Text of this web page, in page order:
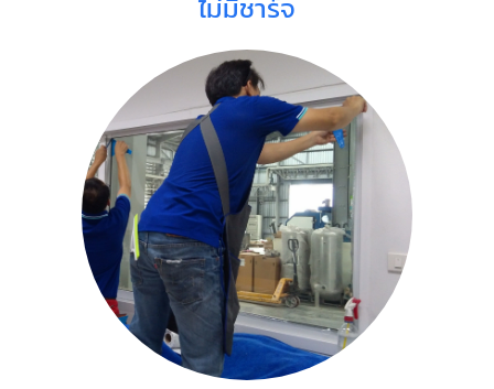
ไม่มีชาร์จ